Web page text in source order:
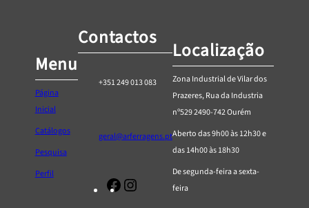
Menu
Página
Inicial
Catálogos
Pesquisa
Perfil
Contactos
+351 249 013 083
geral@arferragens.pt
Facebook
Localização
Zona Industrial de Vilar dos
Prazeres, Rua da Industria
nº529 2490-742 Ourém
Aberto das 9h00 às 12h30 e
das 14h00 às 18h30
De segunda-feira a sexta-
feira